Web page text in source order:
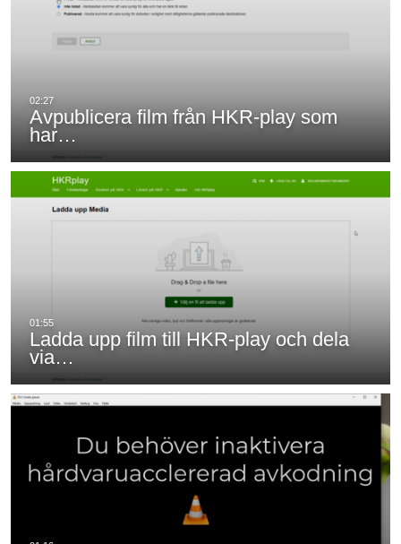
Avpublicera film från HKR-play som
har…
Ladda upp film till HKR-play och dela
via…